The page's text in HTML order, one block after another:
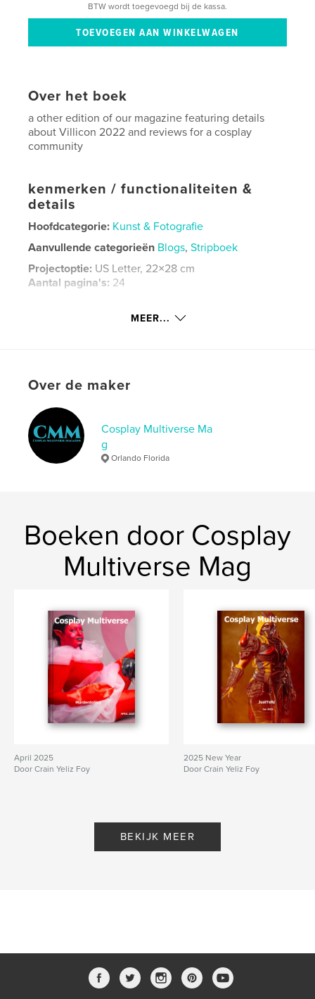
BTW wordt toegevoegd bij de kassa.
Over het boek
a other edition of our magazine featuring details
about Villicon 2022 and reviews for a cosplay
community
kenmerken / functionaliteiten &
details
Hoofdcategorie: Kunst & Fotografie
Aanvullende categorieën Blogs,Stripboek
Projectoptie: US Letter, 22×28 cm
Aantal pagina's: 24
MEER...
Over de maker
Cosplay Multiverse Ma
g
Orlando Florida
Boeken door Cosplay
Multiverse Mag
April 2025
Door Crain Yeliz Foy
2025 New Year
Door Crain Yeliz Foy
BEKIJK MEER